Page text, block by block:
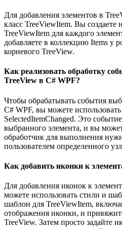
Для добавления элементов в
класс TreeViewItem. Вы создаете
TreeViewItem для каждого
добавляете в коллекцию Items у
корневого TreeView.
Как реализовать обработку
TreeView в C# WPF?
Чтобы обрабатывать события
C# WPF, вы можете
SelectedItemChanged. Это
выбранного элемента, и вы
обработчик для выполнения
пользователем определенного
Как добавить иконки к
Для добавления иконок к
можете использовать стили и
шаблон для TreeViewItem,
отображения иконки, и
TreeView. Затем просто задайте